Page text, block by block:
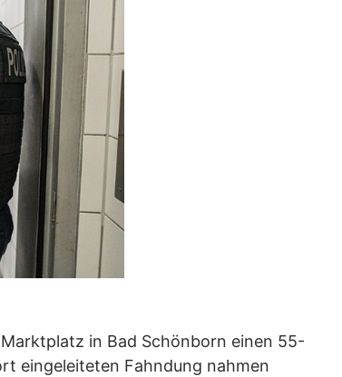
in Bad Schönborn einen 55-
eingeleiteten Fahndung nahmen